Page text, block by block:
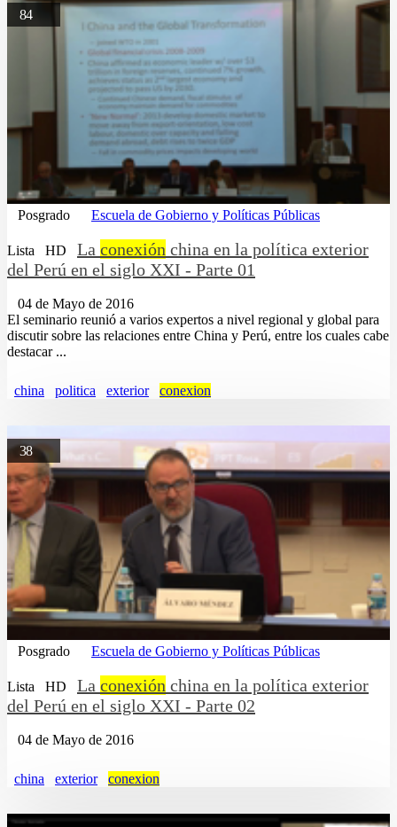
84
Posgrado Escuela de Gobierno y Políticas Públicas
Lista HD La conexión china en la política exterior
del Perú en el siglo XXI - Parte 01
04 de Mayo de 2016
El seminario reunió a varios expertos a nivel regional y global para
discutir sobre las relaciones entre China y Perú, entre los cuales cabe
destacar ...
china politica exterior conexion
38
Posgrado Escuela de Gobierno y Políticas Públicas
Lista HD La conexión china en la política exterior
del Perú en el siglo XXI - Parte 02
04 de Mayo de 2016
china exterior conexion